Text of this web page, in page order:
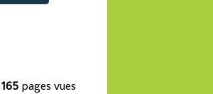
165 pages vues